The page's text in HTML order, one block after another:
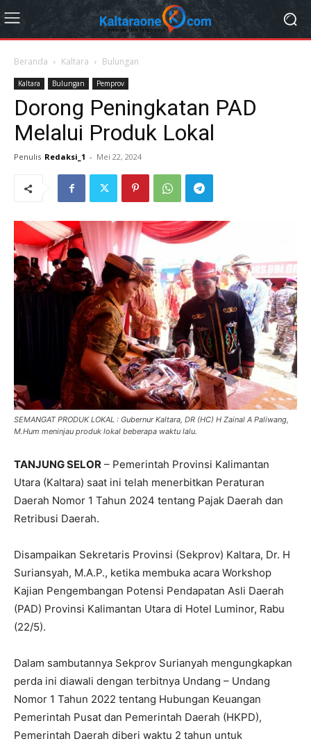
Beranda Kaltara Bulungan
Kaltara Bulungan Pemprov
Dorong Peningkatan PAD
Melalui Produk Lokal
Penulis Redaksi_1 - Mei 22, 2024
SEMANGAT PRODUK LOKAL : Gubernur Kaltara, DR (HC) H Zainal A Paliwang,
M.Hum meninjau produk lokal beberapa waktu lalu.
TANJUNG SELOR – Pemerintah Provinsi Kalimantan
Utara (Kaltara) saat ini telah menerbitkan Peraturan
Daerah Nomor 1 Tahun 2024 tentang Pajak Daerah dan
Retribusi Daerah.
Disampaikan Sekretaris Provinsi (Sekprov) Kaltara, Dr. H
Suriansyah, M.A.P., ketika membuka acara Workshop
Kajian Pengembangan Potensi Pendapatan Asli Daerah
(PAD) Provinsi Kalimantan Utara di Hotel Luminor, Rabu
(22/5).
Dalam sambutannya Sekprov Surianyah mengungkapkan
perda ini diawali dengan terbitnya Undang – Undang
Nomor 1 Tahun 2022 tentang Hubungan Keuangan
Pemerintah Pusat dan Pemerintah Daerah (HKPD),
Pemerintah Daerah diberi waktu 2 tahun untuk